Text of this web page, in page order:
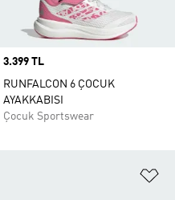
Price
3.399 TL
RUNFALCON 6 ÇOCUK
AYAKKABISI
Çocuk Sportswear